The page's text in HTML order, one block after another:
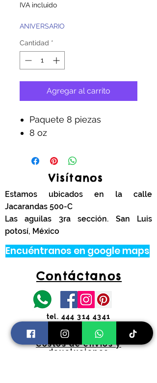
IVA incluido
ANIVERSARIO
Cantidad *
Agregar al carrito
Paquete 8 piezas
8 oz
Visítanos
Estamos ubicados en la calle
Jacarandas 500-C
Las aguilas 3ra sección. San Luis
potosí, México
Contáctanos
tel. 444 314 4341
Información
Costos de envíos y
devoluciones
Encuéntranos en google maps